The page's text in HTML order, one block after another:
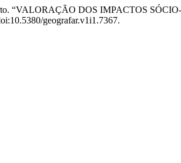
“VALORAÇÃO DOS IMPACTOS
geografar.v1i1.7367.